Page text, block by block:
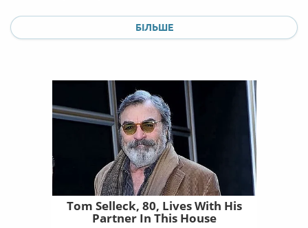
БІЛЬШЕ
Tom Selleck, 80, Lives With His
Partner In This House